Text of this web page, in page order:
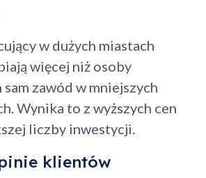
w dużych miastach
więcej niż osoby
zawód w mniejszych
Wynika to z wyższych cen
liczby inwestycji.
klientów